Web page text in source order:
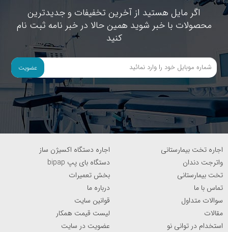
اگر مایل هستید از آخرین تخفیفات و جدیدترین
محصولات با خبر شوید همین حالا در خبر نامه ثبت نام
کنید
عضویت
اجاره تخت بیمارستانی
اجاره دستگاه اکسیژن ساز
واترجت دندان
دستگاه بای پپ bipap
تخت بیمارستانی
بخش تعمیرات
تماس با ما
درباره ما
سوالات متداول
قوانین سایت
مقالات
لیست قیمت همکار
استخدام در توانی نو
عضویت در سایت